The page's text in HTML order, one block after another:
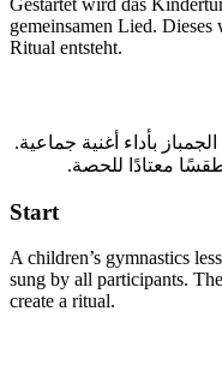
Gestartet wird das
gemeinsamen Lied.
Ritual entsteht.
بأداء أغنية جماعية.
معتادًا للحصة.
Start
A children’s gymnastics
sung by all participants.
create a ritual.